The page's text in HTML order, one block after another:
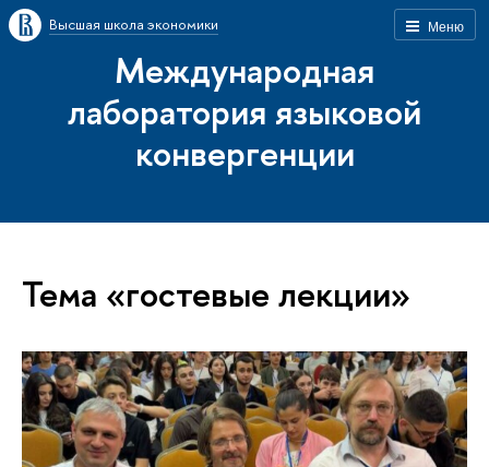
Меню
Высшая школа экономики
Международная
лаборатория языковой
конвергенции
Тема «гостевые лекции»